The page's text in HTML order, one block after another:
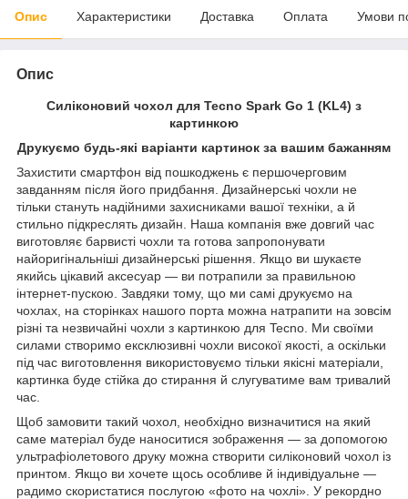
Опис Характеристики Доставка Оплата Умови
Опис
Силіконовий чохол для Tecno Spark Go 1 (KL4) з
картинкою
Друкуємо будь-які варіанти картинок за вашим бажанням
Захистити смартфон від пошкоджень є першочерговим
завданням після його придбання. Дизайнерські чохли не
тільки стануть надійними захисниками вашої техніки, а й
стильно підкреслять дизайн. Наша компанія вже довгий час
виготовляє барвисті чохли та готова запропонувати
найоригінальніші дизайнерські рішення. Якщо ви шукаєте
якийсь цікавий аксесуар — ви потрапили за правильною
інтернет-пускою. Завдяки тому, що ми самі друкуємо на
чохлах, на сторінках нашого порта можна натрапити на зовсім
різні та незвичайні чохли з картинкою для Tecno. Ми своїми
силами створимо ексклюзивні чохли високої якості, а оскільки
під час виготовлення використовуємо тільки якісні матеріали,
картинка буде стійка до стирання й слугуватиме вам тривалий
час.
Щоб замовити такий чохол, необхідно визначитися на який
саме матеріал буде наноситися зображення — за допомогою
ультрафіолетового друку можна створити силіконовий чохол із
принтом. Якщо ви хочете щось особливе й індивідуальне —
радимо скористатися послугою «фото на чохлі». У рекордно